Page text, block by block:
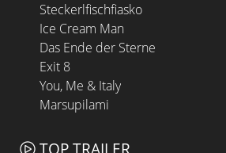
Steckerlfischfiasko
Ice Cream Man
Das Ende der Sterne
Exit 8
You, Me & Italy
Marsupilami
TOP TRAILER